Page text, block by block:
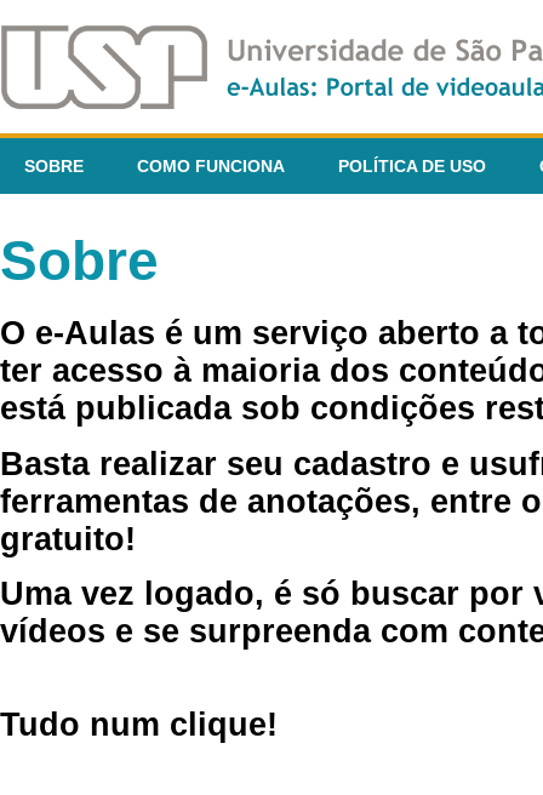
SOBRE COMO FUNCIONA POLÍTICA DE USO
Sobre
O e-Aulas é um serviço aberto a
ter acesso à maioria dos
está publicada sob condições
Basta realizar seu cadastro e
ferramentas de anotações, entre
gratuito!
Uma vez logado, é só buscar por
vídeos e se surpreenda com
Tudo num clique!